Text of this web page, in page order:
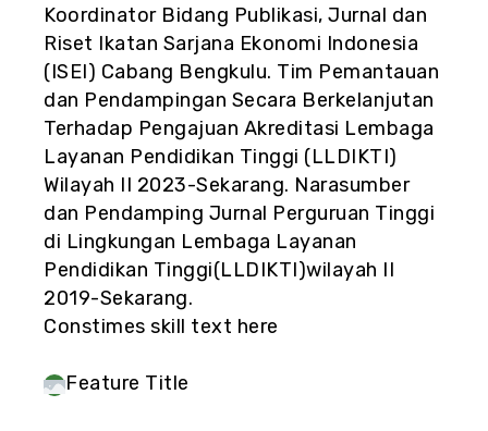
Koordinator Bidang Publikasi, Jurnal dan
Riset Ikatan Sarjana Ekonomi Indonesia
(ISEI) Cabang Bengkulu. Tim Pemantauan
dan Pendampingan Secara Berkelanjutan
Terhadap Pengajuan Akreditasi Lembaga
Layanan Pendidikan Tinggi (LLDIKTI)
Wilayah II 2023-Sekarang. Narasumber
dan Pendamping Jurnal Perguruan Tinggi
di Lingkungan Lembaga Layanan
Pendidikan Tinggi(LLDIKTI)wilayah II
2019-Sekarang.
Constimes skill text here
Feature Title